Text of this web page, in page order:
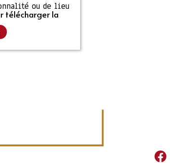
ou de lieu
télécharger la